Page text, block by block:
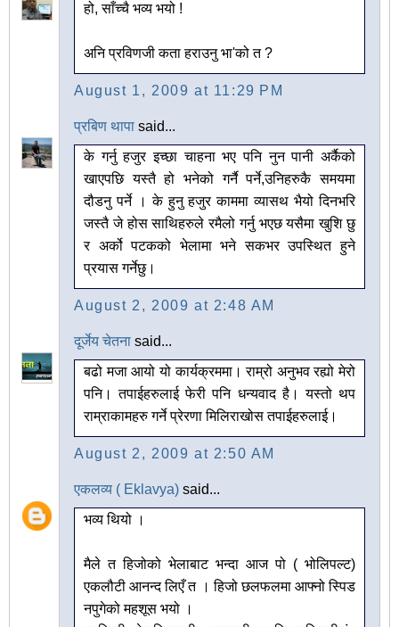
हो, साँच्चै भव्य भयो !
अनि प्रविणजी कता हराउनु भा'को त ?
August 1, 2009 at 11:29 PM
प्रबिण थापा said...
के गर्नु हजुर इच्छा चाहना भए पनि नुन पानी अर्कैको
खाएपछि यस्तै हो भनेको गर्नै पर्ने,उनिहरुकै समयमा
दौडनु पर्ने । के हुनु हजुर काममा व्यासथ भैयो दिनभरि
जस्तै जे होस साथिहरुले रमैलो गर्नु भएछ यसैमा खुशि छु
र अर्को पटकको भेलामा भने सकभर उपस्थित हुने
प्रयास गर्नेछु।
August 2, 2009 at 2:48 AM
दूर्जेय चेतना said...
बढो मजा आयो यो कार्यक्रममा। राम्रो अनुभव रह्यो मेरो
पनि। तपाईहरुलाई फेरी पनि धन्यवाद है। यस्तो थप
राम्राकामहरु गर्ने प्रेरणा मिलिराखोस तपाईहरुलाई।
August 2, 2009 at 2:50 AM
एकलव्य ( Eklavya) said...
भव्य थियो ।
मैले त हिजोको भेलाबाट भन्दा आज पो ( भोलिपल्ट)
एकलौटी आनन्द लिएँ त । हिजो छलफलमा आफ्नो स्पिड
नपुगेको महशूस भयो ।